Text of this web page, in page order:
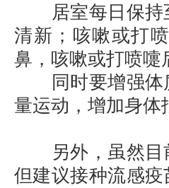
居室每日保持
清新；咳嗽或打
鼻，咳嗽或打喷嚏
同时要增强体
量运动，增加身体
另外，虽然目
但建议接种流感